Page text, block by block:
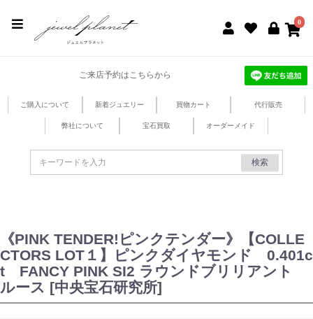
0
ご来店予約はこちらから
ご購入について 新着ジュエリー 買物カート 代行販売
弊社について 宝石買取 オーダーメイド
検索
《PINK TENDER!ピンクテンダー》【COLLE
CTORS LOT１】ピンクダイヤモンド 0.401c
t FANCY PINK SI2 ラウンドブリリアント
ルース [中央宝石研究所]